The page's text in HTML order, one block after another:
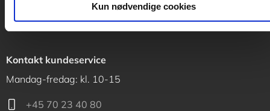
Kun nødvendige cookies
CVR 76351910
Kontakt kundeservice
Mandag-fredag: kl. 10-15
+45 70 23 40 80